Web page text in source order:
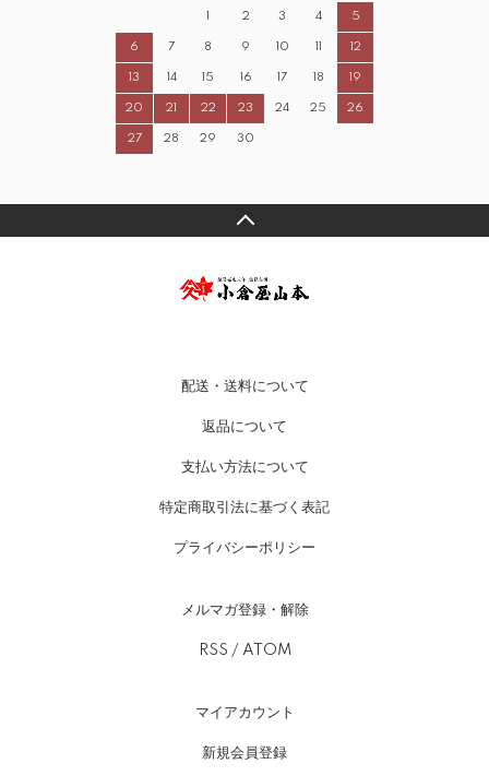
2 3 4 5
6 7 8 9 10 12
13 14 15 16 17 18 19
20 21 22 23 24 25 26
27 28 29 30
配送・送料について
返品について
支払い方法について
特定商取引法に基づく表記
プライバシーポリシー
メルマガ登録・解除
RSS / ATOM
マイアカウント
新規会員登録